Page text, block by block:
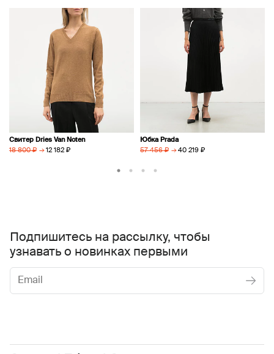
Свитер Dries Van Noten
18 800 ₽ → 12 182 ₽
Юбка Prada
57 456 ₽ → 40 219 ₽
Подпишитесь на рассылку, чтобы
узнавать о новинках первыми